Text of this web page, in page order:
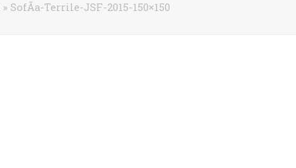
» SofÃ­a-Terrile-JSF-2015-150×150